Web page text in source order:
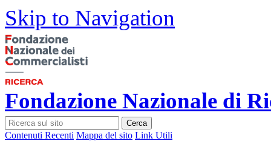
Skip to Navigation
Fondazione Nazionale di
Cerca
Contenuti Recenti Mappa del sito Link Utili